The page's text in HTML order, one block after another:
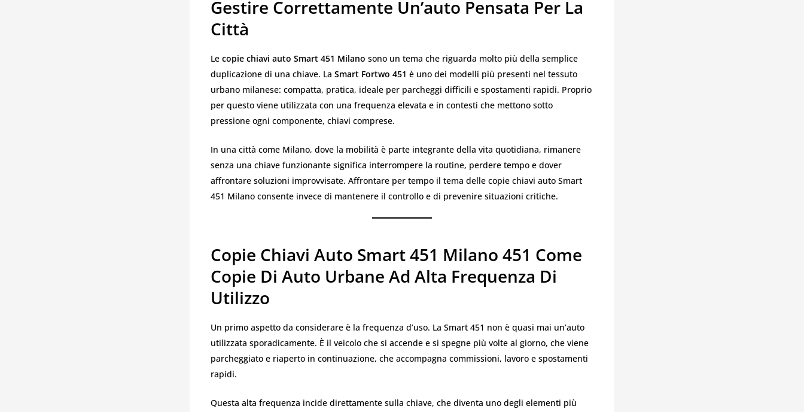
Gestire Correttamente Un’auto Pensata Per La
Città
Le copie chiavi auto Smart 451 Milano sono un tema che riguarda molto più della semplice
duplicazione di una chiave. La Smart Fortwo 451 è uno dei modelli più presenti nel tessuto
urbano milanese: compatta, pratica, ideale per parcheggi difficili e spostamenti rapidi. Proprio
per questo viene utilizzata con una frequenza elevata e in contesti che mettono sotto
pressione ogni componente, chiavi comprese.
In una città come Milano, dove la mobilità è parte integrante della vita quotidiana, rimanere
senza una chiave funzionante significa interrompere la routine, perdere tempo e dover
affrontare soluzioni improvvisate. Affrontare per tempo il tema delle copie chiavi auto Smart
451 Milano consente invece di mantenere il controllo e di prevenire situazioni critiche.
Copie Chiavi Auto Smart 451 Milano 451 Come
Copie Di Auto Urbane Ad Alta Frequenza Di
Utilizzo
Un primo aspetto da considerare è la frequenza d’uso. La Smart 451 non è quasi mai un’auto
utilizzata sporadicamente. È il veicolo che si accende e si spegne più volte al giorno, che viene
parcheggiato e riaperto in continuazione, che accompagna commissioni, lavoro e spostamenti
rapidi.
Questa alta frequenza incide direttamente sulla chiave, che diventa uno degli elementi più